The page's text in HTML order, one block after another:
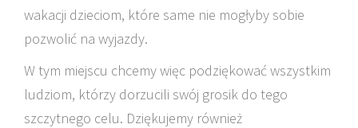
wakacji dzieciom, które same nie mogłyby sobie
pozwolić na wyjazdy.
W tym miejscu chcemy więc podziękować wszystkim
ludziom, którzy dorzucili swój grosik do tego
szczytnego celu. Dziękujemy również